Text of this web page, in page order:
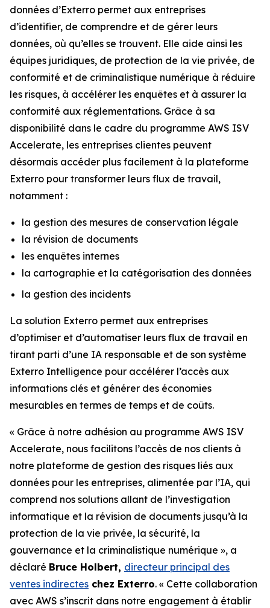
données d’Exterro permet aux entreprises
d’identifier, de comprendre et de gérer leurs
données, où qu’elles se trouvent. Elle aide ainsi les
équipes juridiques, de protection de la vie privée, de
conformité et de criminalistique numérique à réduire
les risques, à accélérer les enquêtes et à assurer la
conformité aux réglementations. Grâce à sa
disponibilité dans le cadre du programme AWS ISV
Accelerate, les entreprises clientes peuvent
désormais accéder plus facilement à la plateforme
Exterro pour transformer leurs flux de travail,
notamment :
la gestion des mesures de conservation légale
la révision de documents
les enquêtes internes
la cartographie et la catégorisation des données
la gestion des incidents
La solution Exterro permet aux entreprises
d’optimiser et d’automatiser leurs flux de travail en
tirant parti d’une IA responsable et de son système
Exterro Intelligence pour accélérer l’accès aux
informations clés et générer des économies
mesurables en termes de temps et de coûts.
« Grâce à notre adhésion au programme AWS ISV
Accelerate, nous facilitons l’accès de nos clients à
notre plateforme de gestion des risques liés aux
données pour les entreprises, alimentée par l’IA, qui
comprend nos solutions allant de l’investigation
informatique et la révision de documents jusqu’à la
protection de la vie privée, la sécurité, la
gouvernance et la criminalistique numérique », a
déclaré Bruce Holbert, directeur principal des
ventes indirectes chez Exterro. « Cette collaboration
avec AWS s’inscrit dans notre engagement à établir